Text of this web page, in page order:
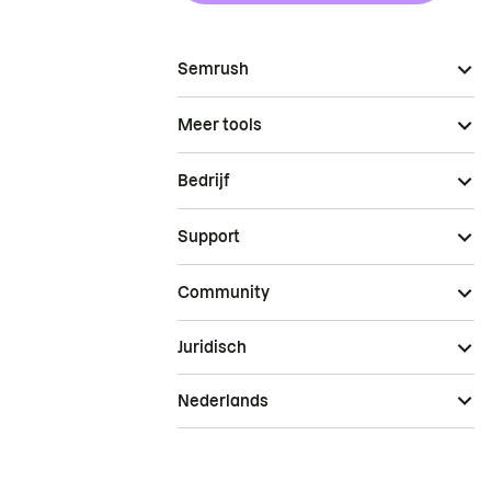
Semrush
Meer tools
Bedrijf
Support
Community
Juridisch
Nederlands